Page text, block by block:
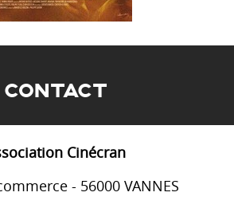
CONTACT
Cinécran
- 56000 VANNES